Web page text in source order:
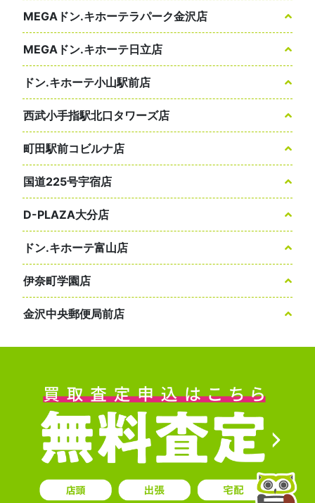
MEGAドン.キホーテラパーク金沢店
MEGAドン.キホーテ日立店
ドン.キホーテ小山駅前店
西武小手指駅北口タワーズ店
町田駅前コビルナ店
国道225号宇宿店
D-PLAZA大分店
ドン.キホーテ富山店
伊奈町学園店
金沢中央郵便局前店